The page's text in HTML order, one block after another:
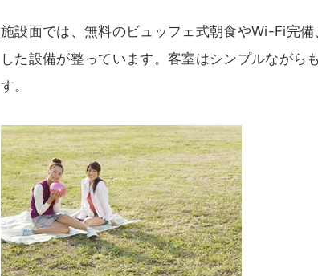
施設面では、無料のビュッフェ式朝食やWi-Fi完
した設備が整っています。客室はシンプルながら
す。